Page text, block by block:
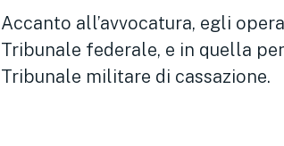
Accanto all’avvocatura, egli
Tribunale federale, e in quella
Tribunale militare di cassazione.